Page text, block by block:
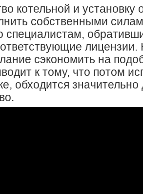
котельной и установку
собственными
специалистам,
лицензии.
сэкономить на
к тому, что потом
обходится